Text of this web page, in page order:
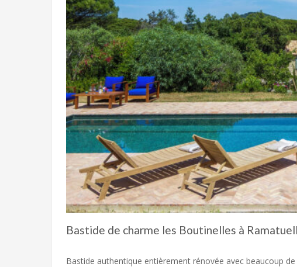
Bastide de charme les Boutinelles à
Bastide authentique entièrement rénovée avec beaucoup